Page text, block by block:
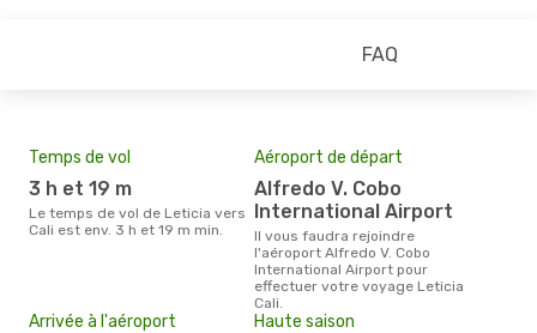
FAQ
Temps de vol
3 h et 19 m
Le temps de vol de Leticia vers
Cali est env. 3 h et 19 m min.
Aéroport de départ
Alfredo V. Cobo
International Airport
Il vous faudra rejoindre
l'aéroport Alfredo V. Cobo
International Airport pour
effectuer votre voyage Leticia
Cali.
Arrivée à l'aéroport Haute saison